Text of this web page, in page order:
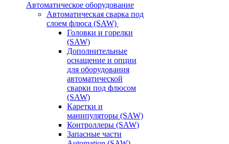
Автоматическое оборудование
Автоматическая сварка под
слоем флюса (SAW)
Головки и горелки
(SAW)
Дополнительные
оснащение и опции
для оборудования
автоматической
сварки под флюсом
(SAW)
Каретки и
манипуляторы (SAW)
Контроллеры (SAW)
Запасные части